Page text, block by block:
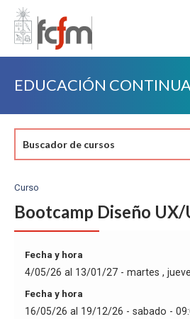
Estudiantes
Académicas/os
EDUCACIÓN
Buscador de cursos
Curso
Bootcamp Diseño UX/
Fecha y hora
4/05/26 al 13/01/27 - martes ,
Fecha y hora
16/05/26 al 19/12/26 - sabado -